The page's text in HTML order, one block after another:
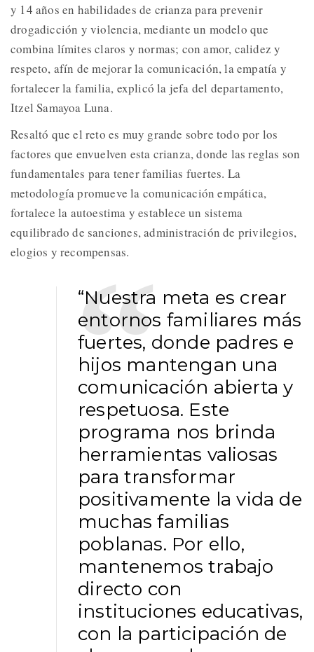
y 14 años en habilidades de crianza para prevenir
drogadicción y violencia, mediante un modelo que
combina límites claros y normas; con amor, calidez y
respeto, afín de mejorar la comunicación, la empatía y
fortalecer la familia, explicó la jefa del departamento,
Itzel Samayoa Luna.
Resaltó que el reto es muy grande sobre todo por los
factores que envuelven esta crianza, donde las reglas son
fundamentales para tener familias fuertes. La
metodología promueve la comunicación empática,
fortalece la autoestima y establece un sistema
equilibrado de sanciones, administración de privilegios,
elogios y recompensas.
“Nuestra meta es crear
entornos familiares más
fuertes, donde padres e
hijos mantengan una
comunicación abierta y
respetuosa. Este
programa nos brinda
herramientas valiosas
para transformar
positivamente la vida de
muchas familias
poblanas. Por ello,
mantenemos trabajo
directo con
instituciones educativas,
con la participación de